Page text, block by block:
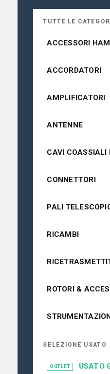
TUTTE LE
ACCESSORI HAM
ACCORDATORI
AMPLIFICATORI
ANTENNE
CAVI COASSIALI
CONNETTORI
PALI
RICAMBI
ROTORI &
SELEZIONE USATO
OUTLET USATO